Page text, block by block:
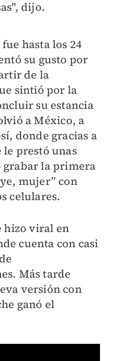
dijo.
hasta los 24
su gusto por
de la
sintió por la
su estancia
a México, a
donde gracias a
prestó unas
grabar la primera
mujer” con
celulares.
hizo viral en
cuenta con casi
Más tarde
versión con
ganó el